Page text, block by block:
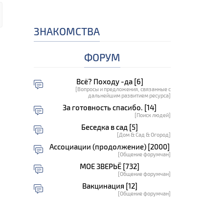
ЗНАКОМСТВА
ФОРУМ
Всё? Походу -да [6]
[Вопросы и предложения, связанные с
дальнейшим развитием ресурса]
За готовность спасибо. [14]
[Поиск людей]
Беседка в сад [5]
[Дом & Сад & Огород]
Ассоциации (продолжение) [2000]
[Общение форумчан]
МОЕ ЗВЕРЬЁ [732]
[Общение форумчан]
Вакцинация [12]
[Общение форумчан]